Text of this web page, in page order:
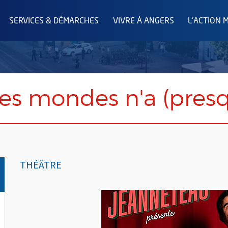
SERVICES & DÉMARCHES VIVRE À ANGERS L'ACTION
mondes n'a
THÉÂTRE